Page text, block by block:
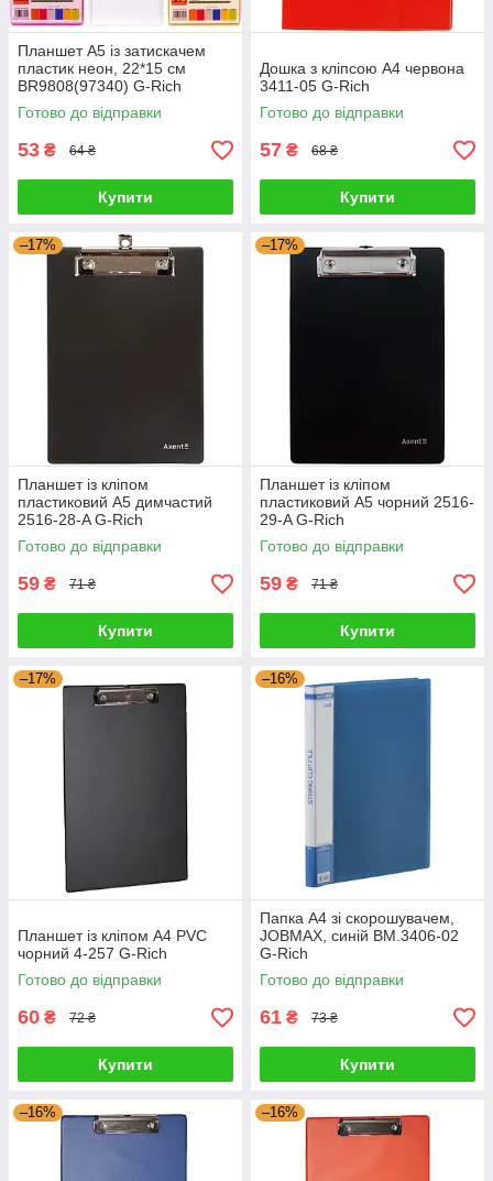
Планшет А5 із затискачем
пластик неон, 22*15 см
BR9808(97340) G-Rich
Готово до відправки
53 ₴ 64 ₴
Купити
Дошка з кліпсою А4 червона
3411-05 G-Rich
Готово до відправки
57 ₴ 68 ₴
Купити
–17%
Планшет із кліпом
пластиковий A5 димчастий
2516-28-A G-Rich
Готово до відправки
59 ₴ 71 ₴
Купити
–17%
Планшет із кліпом
пластиковий A5 чорний 2516-
29-A G-Rich
Готово до відправки
59 ₴ 71 ₴
Купити
–17%
Планшет із кліпом A4 PVC
чорний 4-257 G-Rich
Готово до відправки
60 ₴ 72 ₴
Купити
–16%
Папка A4 зі скорошувачем,
JOBMAX, синій BM.3406-02
G-Rich
Готово до відправки
61 ₴ 73 ₴
Купити
–16% –16%